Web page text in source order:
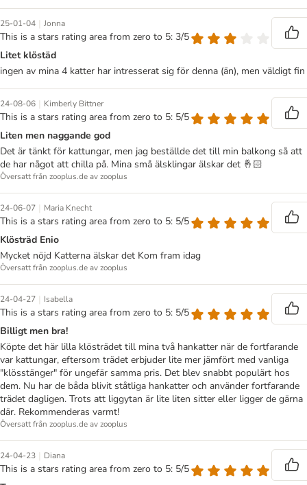
25-01-04 | Jonna
This is a stars rating area from zero to 5: 3/5
Litet klöstäd
ingen av mina 4 katter har intresserat sig för denna (än), men väldigt fin
24-08-06 | Kimberly Bittner
This is a stars rating area from zero to 5: 5/5
Liten men naggande god
Det är tänkt för kattungar, men jag beställde det till min balkong så att
de har något att chilla på. Mina små älsklingar älskar det 🤞🏻
Översatt från zooplus.de av zooplus
24-06-07 | Maria Knecht
This is a stars rating area from zero to 5: 5/5
Klösträd Enio
Mycket nöjd Katterna älskar det Kom fram idag
Översatt från zooplus.de av zooplus
24-04-27 | Isabella
This is a stars rating area from zero to 5: 5/5
Billigt men bra!
Köpte det här lilla klösträdet till mina två hankatter när de fortfarande
var kattungar, eftersom trädet erbjuder lite mer jämfört med vanliga
"klösstänger" för ungefär samma pris. Det blev snabbt populärt hos
dem. Nu har de båda blivit ståtliga hankatter och använder fortfarande
trädet dagligen. Trots att liggytan är lite liten sitter eller ligger de gärna
där. Rekommenderas varmt!
Översatt från zooplus.de av zooplus
24-04-23 | Diana
This is a stars rating area from zero to 5: 5/5